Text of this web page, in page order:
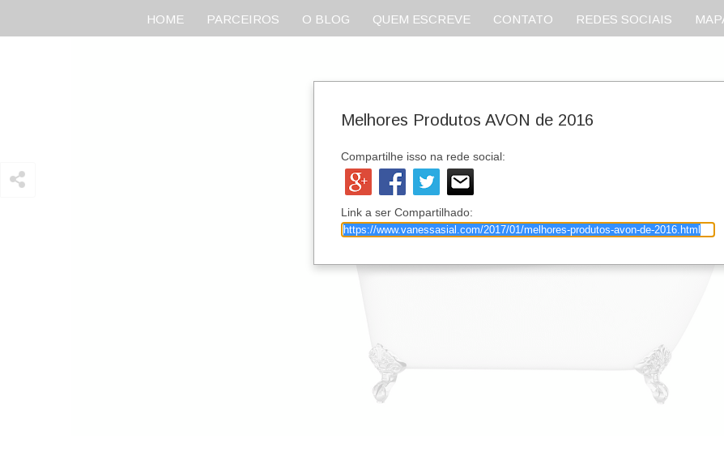
HOME PARCEIROS O BLOG QUEM ESCREVE CONTATO REDES SOCIAIS
Melhores Produtos AVON de 2016
Compartilhe isso na rede social:
Link a ser Compartilhado: